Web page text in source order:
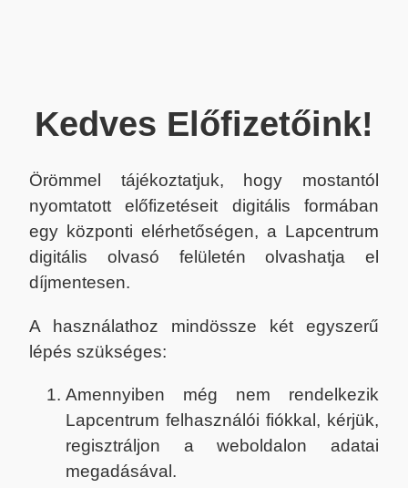
Kedves Előfizetőink!
Örömmel tájékoztatjuk, hogy mostantól
nyomtatott előfizetéseit digitális formában
egy központi elérhetőségen, a Lapcentrum
digitális olvasó felületén olvashatja el
díjmentesen.
A használathoz mindössze két egyszerű
lépés szükséges:
Amennyiben még nem rendelkezik
Lapcentrum felhasználói fiókkal, kérjük,
regisztráljon a weboldalon adatai
megadásával.